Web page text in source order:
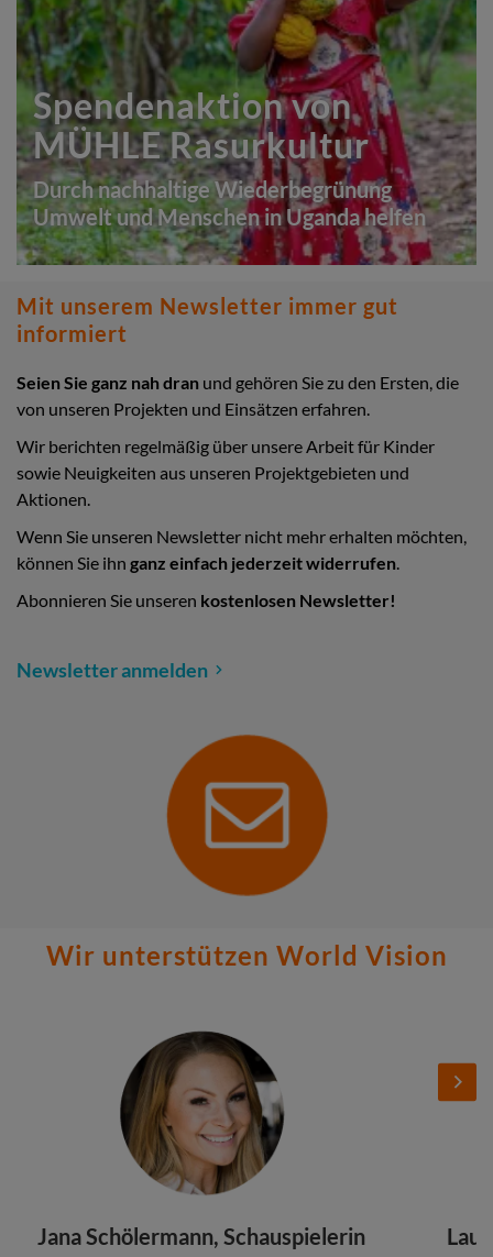
Spendenaktion von
MÜHLE Rasurkultur
Durch nachhaltige Wiederbegrünung
Umwelt und Menschen in Uganda helfen
Mit unserem Newsletter immer gut
informiert
Seien Sie ganz nah dran und gehören Sie zu den Ersten, die
von unseren Projekten und Einsätzen erfahren.
Wir berichten regelmäßig über unsere Arbeit für Kinder
sowie Neuigkeiten aus unseren Projektgebieten und
Aktionen.
Wenn Sie unseren Newsletter nicht mehr erhalten möchten,
können Sie ihn ganz einfach jederzeit widerrufen
Abonnieren Sie unseren kostenlosen Newsletter!
Newsletter anmelden
Wir unterstützen World Vision
Headline
Jana Schölermann, Schauspielerin Headline
Next